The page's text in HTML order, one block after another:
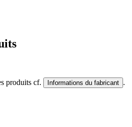
produits cf. Informations du fabricant .